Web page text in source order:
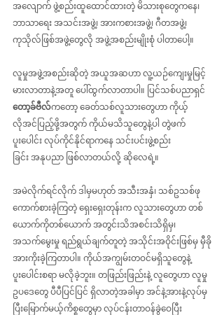
အလျောက် ဖွဲ့စည်းထူထောင်ထားတဲ့ မိသားစုတွေကနေ၊
ဘာသာရေး အသင်းအဖွဲ့၊ အားကစားအဖွဲ့၊ ဂီတအဖွဲ့၊
ကုသိုလ်ဖြစ်အဖွဲ့တွေလို အဖွဲ့အစည်းမျိုးစုံ ပါတာပေါ့။
လူမှုအဖွဲ့အစည်းဆိုတဲ့ အယူအဆ‌ဟာ လူ့ယဉ်ကျေးမှုမြင့်
မားလာတာနဲ့အတူ ပေါ်ထွက်လာတာပါ။ ပြင်သစ်ပညာရှင်
တော့ခ်ဗီလ်ကတော့ ခေတ်သစ်လူသားတွေဟာ ကိုယ့်
လိုအင်ပြည့်ဖို့အတွက် ကိုယ်မသိသူတွေနဲ့ပါ တွဲဖက်
ပူးပေါင်း လုပ်ကိုင်နိုင်ရာကနေ သင်းပင်းဖွဲ့စည်း
ခြင်း အနုပညာ ဖြစ်လာတယ်လို့ ဆိုလေရဲ့။
အမဲလိုက်ရင်လိုက် ဒါမှမဟုတ် အသီးအနှံ၊ သစ်ဥသစ်ဖု
ကောက်စားခဲ့ကြတဲ့ ရှေးရှေးတုန်းက လူသားတွေဟာ တစ်
ယောက်ကိုတစ်ယောက် အတွင်းသိအစင်းသိရှိမှ၊
အသက်မွေးမှု ရည်ရွယ်ချက်တူတဲ့ အသိုင်းအဝိုင်းဖြစ်မှ မှီခို
အားကိုးခဲ့ကြတာပါ။ ကိုယ်အကျွမ်းတဝင်မရှိသူတွေနဲ့
ပူးပေါင်းစရာ မလိုခဲ့ဘူး‌။ တဖြည်းဖြည်းနဲ့ လူတွေဟာ လူမှု
ဥပဒေတွေ ပီပီပြင်ပြင် ရှိလာတဲ့အခါမှာ အင်နဲ့အားနဲ့လုပ်မှ
ပြီးမြောက်မယ့်ကိစ္စတွေမှာ လုပ်ငန်းတာဝန်ခွဲဝေပြီး